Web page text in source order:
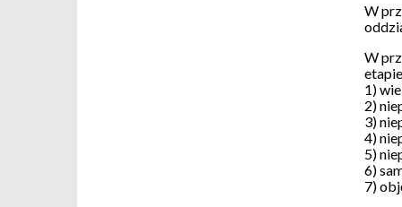
W
W
1)
2)
3)
4)
5)
6)
7)